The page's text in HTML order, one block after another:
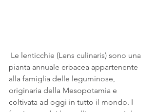
pianta annuale erbacea appartenente
alla famiglia delle leguminose,
originaria della Mesopotamia e
coltivata ad oggi in tutto il mondo. I